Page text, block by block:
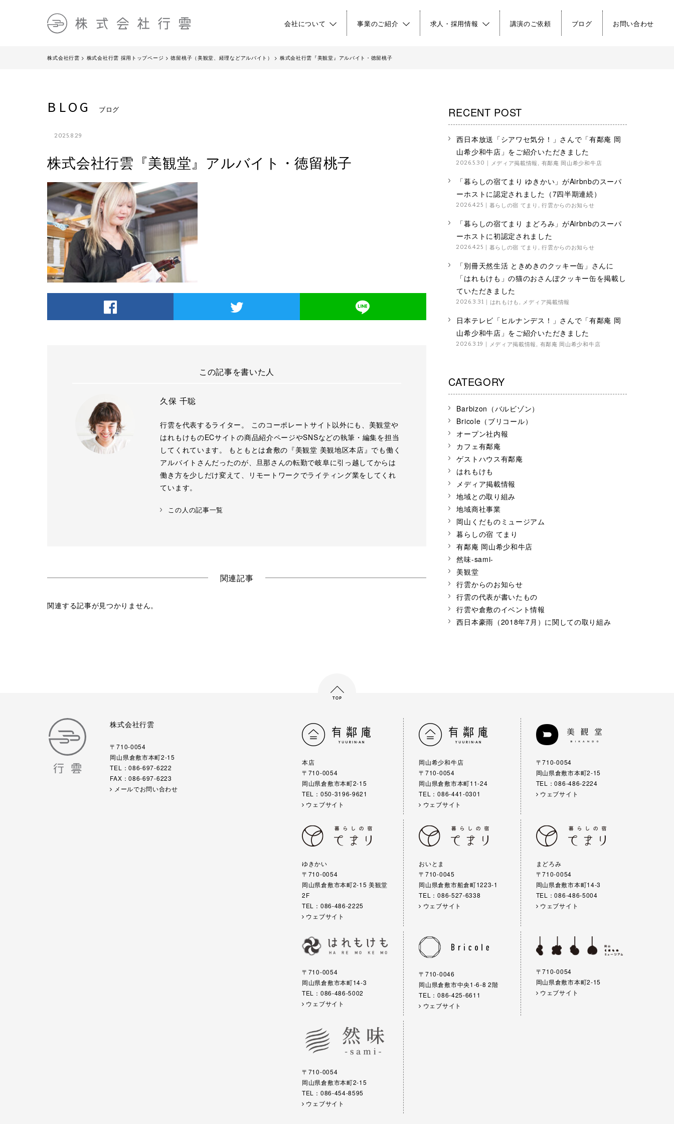
会社について 事業のご紹介 求人・採用情報 講演のご依頼 ブログ お問い合わせ
株式会社行雲 > 株式会社行雲 採用トップページ >徳留桃子（美観堂、経理などアルバイト） > 株式会社行雲『美観堂』アルバイト・徳留桃子
BLOG ブログ
2025.8.29
株式会社行雲『美観堂』アルバイト・徳留桃子
この記事を書いた人
久保 千聡
行雲を代表するライター。 このコーポレートサイト以外にも、美観堂や
はれもけものECサイトの商品紹介ページやSNSなどの執筆・編集を担当
してくれています。 もともとは倉敷の『美観堂 美観地区本店』でも働く
アルバイトさんだったのが、旦那さんの転勤で岐阜に引っ越してからは
働き方を少しだけ変えて、リモートワークでライティング業をしてくれ
ています。
この人の記事一覧
関連記事
関連する記事が見つかりません。
RECENT POST
西日本放送「シアワセ気分！」さんで「有鄰庵 岡
山希少和牛店」をご紹介いただきました
2026.5.30 メディア掲載情報 有鄰庵 岡山希少和牛店
「暮らしの宿てまり ゆきかい」がAirbnbのスーパ
ーホストに認定されました（7四半期連続）
2026.4.25 暮らしの宿 てまり ,行雲からのお知らせ
「暮らしの宿てまり まどろみ」がAirbnbのスーパ
ーホストに初認定されました
2026.4.25 暮らしの宿 てまり ,行雲からのお知らせ
「別冊天然生活 ときめきのクッキー缶」さんに
「はれもけも」の猫のおさんぽクッキー缶を掲載し
ていただきました
2026.3.31 はれもけも メディア掲載情報
日本テレビ「ヒルナンデス！」さんで「有鄰庵 岡
山希少和牛店」をご紹介いただきました
2026.3.19 メディア掲載情報 有鄰庵 岡山希少和牛店
CATEGORY
Barbizon（バルビゾン）
Bricole（ブリコール）
オープン社内報
カフェ有鄰庵
ゲストハウス有鄰庵
はれもけも
メディア掲載情報
地域との取り組み
地域商社事業
岡山くだものミュージアム
暮らしの宿 てまり
有鄰庵 岡山希少和牛店
然味-sami-
美観堂
行雲からのお知らせ
行雲の代表が書いたもの
行雲や倉敷のイベント情報
西日本豪雨（2018年7月）に関しての取り組み
株式会社行雲
〒710-0054
岡山県倉敷市本町2-15
TEL：086-697-6222
FAX：086-697-6223
メールでお問い合わせ
本店
〒710-0054
岡山県倉敷市本町2-15
TEL：050-3196-9621
ウェブサイト
岡山希少和牛店
〒710-0054
岡山県倉敷市本町11-24
TEL：086-441-0301
ウェブサイト
〒710-0054
岡山県倉敷市本町2-15
TEL：086-486-2224
ウェブサイト
ゆきかい
〒710-0054
岡山県倉敷市本町2-15 美観堂
2F
TEL：086-486-2225
ウェブサイト
おいとま
〒710-0045
岡山県倉敷市船倉町1223-1
TEL：086-527-6338
ウェブサイト
まどろみ
〒710-0054
岡山県倉敷市本町14-3
TEL：086-486-5004
ウェブサイト
〒710-0054
岡山県倉敷市本町14-3
TEL：086-486-5002
ウェブサイト
〒710-0046
岡山県倉敷市中央1-6-8 2階
TEL：086-425-6611
ウェブサイト
〒710-0054
岡山県倉敷市本町2-15
ウェブサイト
〒710-0054
岡山県倉敷市本町2-15
TEL：086-454-8595
ウェブサイト